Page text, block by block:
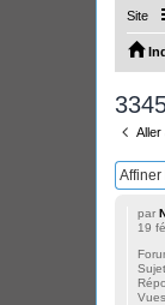
Site
Aller
par
19